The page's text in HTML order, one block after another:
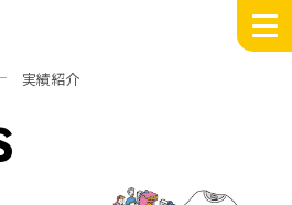
MESSAGE
INSIGHTS
DOMAIN
実績紹介